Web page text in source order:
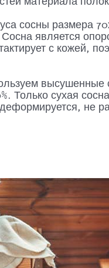
сосны размера
является
с кожей,
высушенные
Только сухая
не